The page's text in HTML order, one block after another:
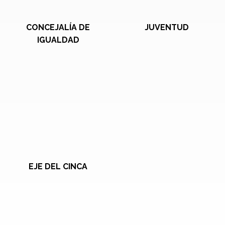
CONCEJALÍA DE
IGUALDAD
JUVENTUD
EJE DEL CINCA